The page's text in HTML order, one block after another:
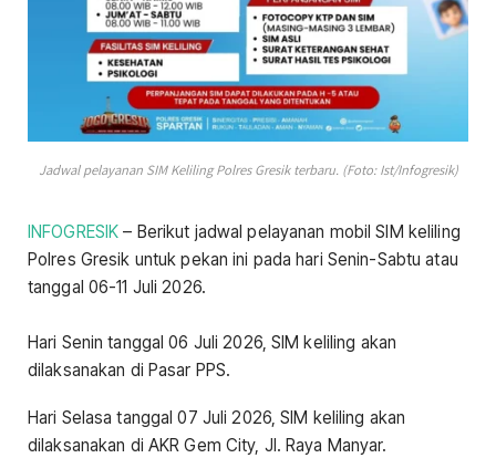
Jadwal pelayanan SIM Keliling Polres Gresik terbaru. (Foto: Ist/Infogresik)
INFOGRESIK – Berikut jadwal pelayanan mobil SIM keliling
Polres Gresik untuk pekan ini pada hari Senin-Sabtu atau
tanggal 06-11 Juli 2026.
Hari Senin tanggal 06 Juli 2026, SIM keliling akan
dilaksanakan di Pasar PPS.
Hari Selasa tanggal 07 Juli 2026, SIM keliling akan
dilaksanakan di AKR Gem City, Jl. Raya Manyar.